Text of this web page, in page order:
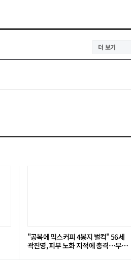
더 보기
"공복에 믹스커피 4봉지 벌컥" 56세
곽진영, 피부 노화 지적에 충격…무슨